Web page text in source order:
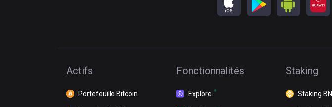
Actifs
Portefeuille Bitcoin
Fonctionnalités
Explore
Staking
Staking